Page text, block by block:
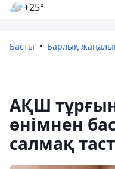
+25°
Басты Барлық
АҚШ
өнімнен
салмақ